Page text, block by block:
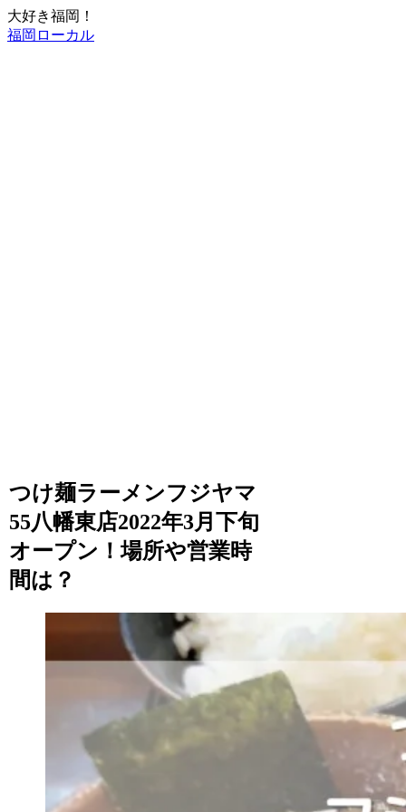
大好き福岡！
福岡ローカル
つけ麺ラーメンフジヤマ
55八幡東店2022年3月下旬
オープン！場所や営業時
間は？